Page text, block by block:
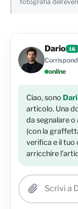
fotografia
Dario IA
online
Ciao, sono
articolo. Una
da segnalare
(con la
verifica e il
arricchire
Allega una